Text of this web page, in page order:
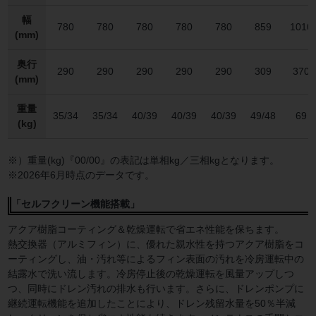
幅
(mm)
780 780 780 780 780 859 1010
奥行
(mm)
290 290 290 290 290 309 370
重量
(kg)
35/34 35/34 40/39 40/39 40/39 49/48 69
※）重量(kg)『00/00』の表記は単相kg／三相kgとなります。
※2026年6月時点のデータです。
「セルフクリーン機能搭載」
アクア樹脂コーティング＆乾燥運転で省エネ性能を保ちます。
熱交換器（アルミフィン）に、優れた親水性を持つアクア樹脂をコ
ーティングし、油・汚れ等によるフィン表面の汚れを冷房運転中の
結露水で洗い流します。冷房停止後の乾燥運転を風量アップしつ
つ、同時にドレン汚れの排水も行います。さらに、ドレンポンプに
継続運転機能を追加したことにより、ドレン残留水量を50％半減